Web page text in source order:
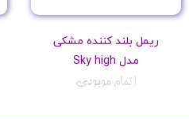
ریمل بلند کننده مشکی
مدل Sky high
اتمام موجودی